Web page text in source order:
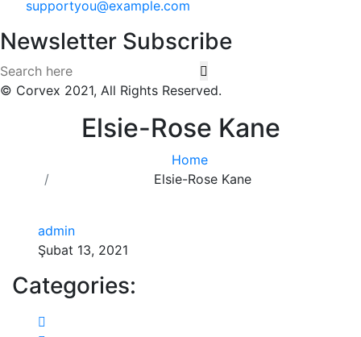
supportyou@example.com
Newsletter Subscribe
© Corvex 2021, All Rights Reserved.
Elsie-Rose Kane
Home
Elsie-Rose Kane
admin
Şubat 13, 2021
Categories: